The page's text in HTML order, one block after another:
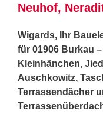
Neuhof,
Wigards, Ihr
für 01906 Burkau
Kleinhänchen,
Auschkowitz,
Terrassendächer